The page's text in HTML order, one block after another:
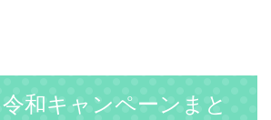
和キャンペーンまと